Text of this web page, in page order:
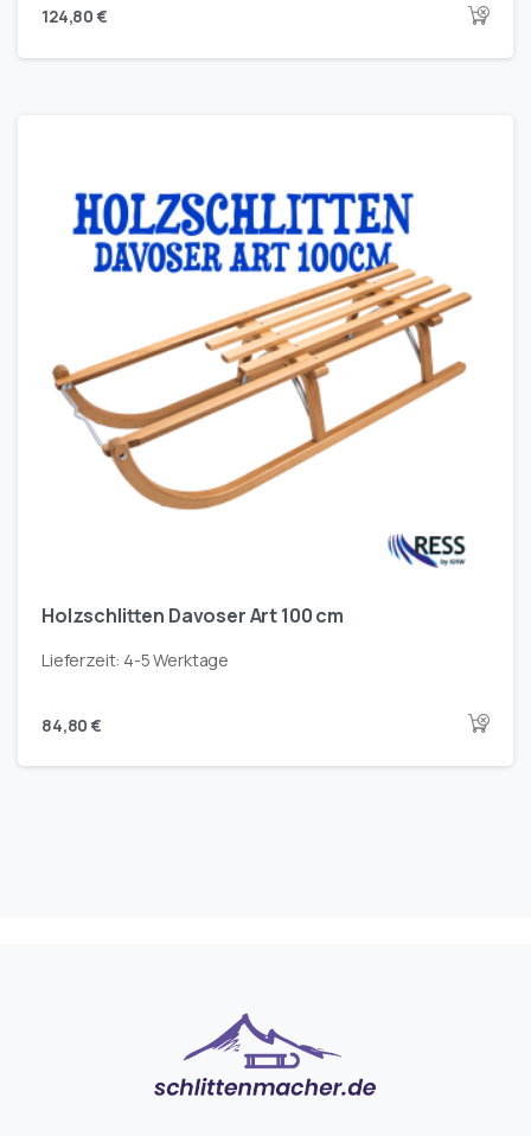
124,80€
Holzschlitten Davoser Art 100 cm
Lieferzeit: 4-5 Werktage
84,80€